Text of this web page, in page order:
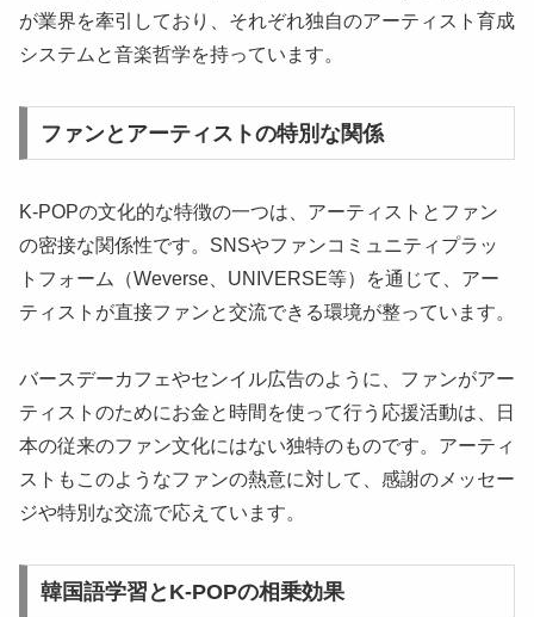
が業界を牽引しており、それぞれ独自のアーティスト育成
システムと音楽哲学を持っています。
ファンとアーティストの特別な関係
K-POPの文化的な特徴の一つは、アーティストとファン
の密接な関係性です。SNSやファンコミュニティプラッ
トフォーム（Weverse、UNIVERSE等）を通じて、アー
ティストが直接ファンと交流できる環境が整っています。
バースデーカフェやセンイル広告のように、ファンがアー
ティストのためにお金と時間を使って行う応援活動は、日
本の従来のファン文化にはない独特のものです。アーティ
ストもこのようなファンの熱意に対して、感謝のメッセー
ジや特別な交流で応えています。
韓国語学習とK-POPの相乗効果